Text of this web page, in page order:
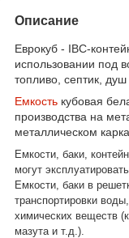
Описание
Еврокуб - IBC-
использовании под
топливо, септик, душ
Емкость кубовая
производства на
металлическом
Емкости, баки,
могут
Емкости, баки в
транспортировки
химических веществ
мазута и т.д.).